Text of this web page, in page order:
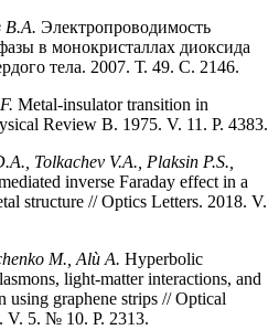
В.А. Электропроводимость
в монокристаллах диоксида
тела. 2007. Т. 49. С. 2146.
Metal-insulator transition in
Review B. 1975. V. 11. P. 4383.
Tolkachev V.A., Plaksin P.S.,
inverse Faraday effect in a
structure // Optics Letters. 2018. V.
M., Alù A. Hyperbolic
light-matter interactions, and
using graphene strips // Optical
V. 5. № 10. P. 2313.